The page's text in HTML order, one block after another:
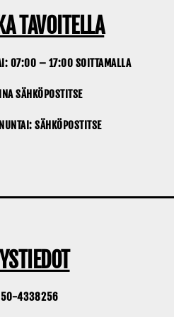
TAVOITELLA
07:00 – 17:00 SOITTAMALLA
SÄHKÖPOSTITSE
SÄHKÖPOSTITSE
4338256